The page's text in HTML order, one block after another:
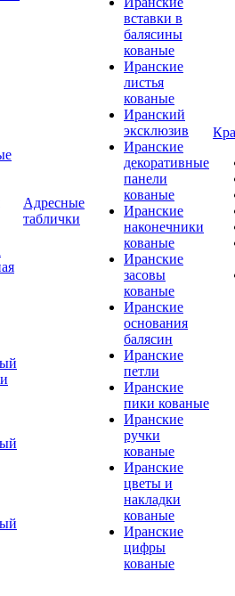
Адресные
таблички
вставки в
балясины
кованые
Иранские
листья
кованые
Иранский
эксклюзив
Иранские
декоративные
панели
кованые
Иранские
наконечники
кованые
Иранские
засовы
кованые
Иранские
основания
балясин
Иранские
петли
Иранские
пики кованые
Иранские
ручки
кованые
Иранские
цветы и
накладки
кованые
Иранские
цифры
кованые